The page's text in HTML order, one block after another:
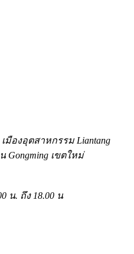
มืองอุตสาหกรรม Liantang
Gongming เขตใหม่
น. ถึง 18.00 น